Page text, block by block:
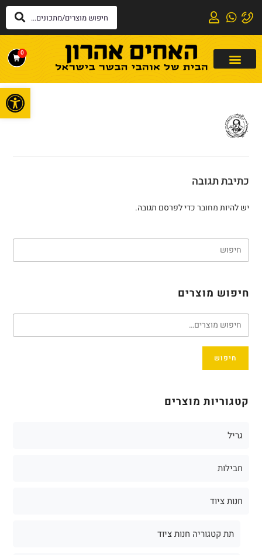
0
כתיבת תגובה
יש להיותמחוברכדי לפרסם תגובה.
חיפוש מוצרים
חיפוש
קטגוריות מוצרים
גריל
חבילות
חנות ציוד
תת קטגוריה חנות ציוד